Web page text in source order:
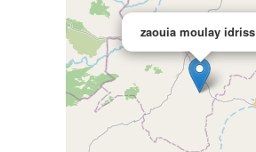
zaouia moulay idriss